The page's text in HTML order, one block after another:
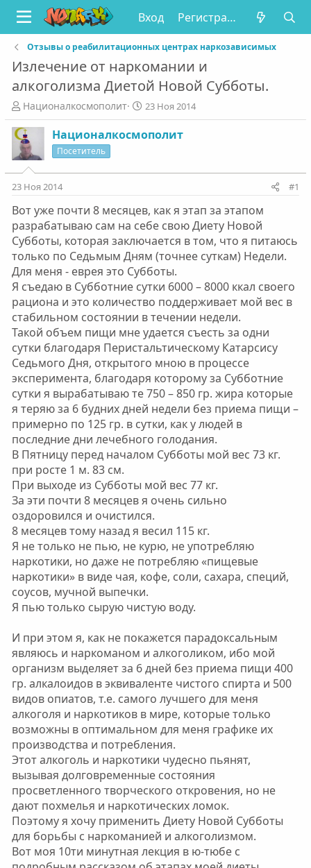
Вход Регистрация
Отзывы о реабилитационных центрах наркозависимых
Излечение от наркомании и
алкоголизма Диетой Новой Субботы.
А
в
т
о
р
т
е
ы
Националкосмополит
Д
а
т
а
л
а
23 Ноя 2014
Националкосмополит
Посетитель
23 Ноя 2014 #1
Вот уже почти 8 месяцев, как я этап за этапом
разрабатываю сам на себе свою Диету Новой
Субботы, которая заключается в том, что я питаюсь
только по Седьмым Дням (точнее суткам) Недели.
Для меня - еврея это Субботы.
Я съедаю в Субботние сутки 6000 – 8000 ккал своего
рациона и это количество поддерживает мой вес в
стабильном состоянии в течении недели.
Такой объем пищи мне удается съесть за одни
сутки благодаря Перистальтическому Катарсису
Седьмого Дня, открытого мною в процессе
эксперимента, благодаря которому за Субботние
сутки я вырабатываю те 750 – 850 гр. жира которые
я теряю за 6 будних дней недели без приема пищи –
примерно по 125 гр. в сутки, как у людей в
последние дни лечебного голодания.
В Пятницу перед началом Субботы мой вес 73 кг.
при росте 1 м. 83 см.
При выходе из Субботы мой вес 77 кг.
За эти почти 8 месяцев я очень сильно
оздоровился и очистился.
8 месяцев тому назад я весил 115 кг.
Я не только не пью, не курю, не употребляю
наркотики, но даже не потребляю «пищевые
наркотики» в виде чая, кофе, соли, сахара, специй,
соусов, мучной выпечки.
Я пью только сырую чистую воду.
И при этом я, как не покажется парадоксальным
являюсь и наркоманом и алкоголиком, ибо мой
организм выделяет за 6 дней без приема пищи 400
гр. алкалоидов в эквиваленте чистого спирта и 500
видов опиатов, т.е. самого лучшего для меня
алкоголя и наркотиков в мире, которые только
возможны в оптимальном для меня графике их
производства и потребления.
Этот алкоголь и наркотики чудесно пьянят,
вызывая долговременные состояния
просветленного творческого откровения, но не
дают похмелья и наркотических ломок.
Поэтому я хочу применить Диету Новой Субботы
для борьбы с наркоманией и алкоголизмом.
Вот моя 10ти минутная лекция в ю-тюбе с